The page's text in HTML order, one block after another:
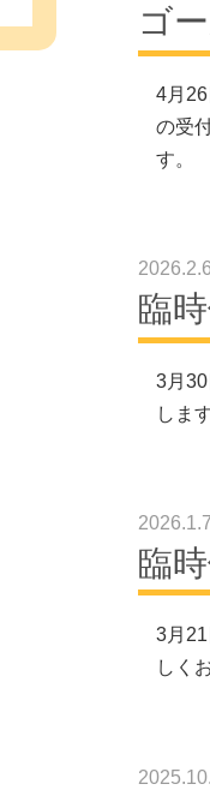
ゴ
4月
の受
す。
2026.2.6
臨
3月
しま
2026.1.7
臨
3月
しく